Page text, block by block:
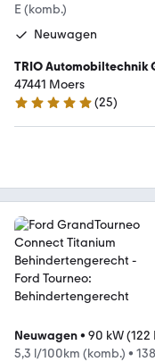
E (komb.)
Neuwagen
TRIO Automobiltechnik
47441 Moers
4.9 Sterne
(25)
Neuwagen• 90 kW (122
5,3 l/100km (komb.) •